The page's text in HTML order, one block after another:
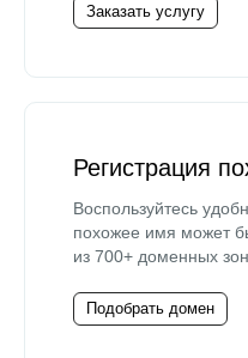
Заказать услугу
Регистрация
Воспользуйтесь
похожее имя может
из 700+ доменных зон.
Подобрать домен